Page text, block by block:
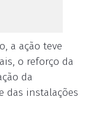
a ação teve
o reforço da
da
das instalações